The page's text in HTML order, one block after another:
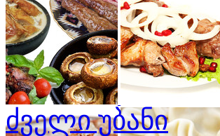
ძველი უბანი